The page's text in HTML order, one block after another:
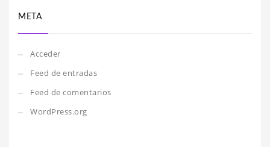
META
Acceder
Feed de entradas
Feed de comentarios
WordPress.org